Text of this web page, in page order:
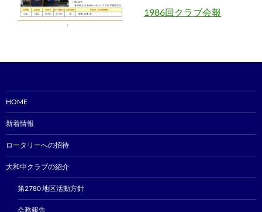
1986回クラブ会報
HOME
新着情報
ロータリーへの招待
大和中クラブの紹介
第2780 地区活動方針
会務報告